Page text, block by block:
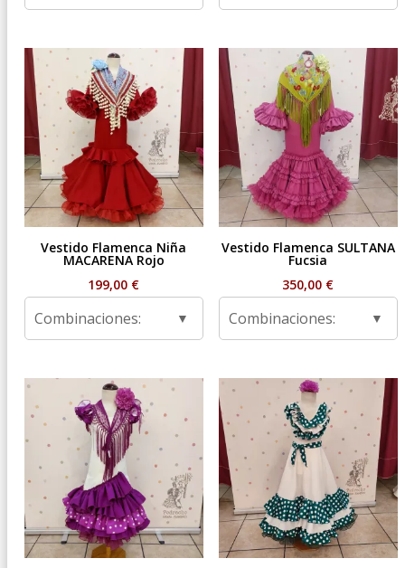
Vestido Flamenca Niña
MACARENA Rojo
199,00 €
Combinaciones:
Vestido Flamenca SULTANA
Fucsia
350,00 €
Combinaciones: